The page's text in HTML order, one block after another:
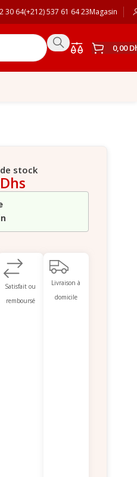
30 64(+212) 537 61 64 23Magasin
0,00
stock
Dhs
Satisfait ou
remboursé
Livraison à
domicile